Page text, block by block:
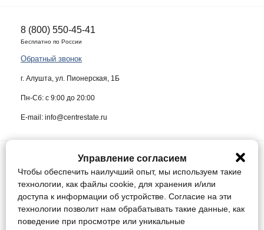
8 (800) 550-45-41
Бесплатно по России
Обратный звонок
г. Алушта, ул. Пионерская, 1Б
Пн-Сб: с 9:00 до 20:00
E-mail: info@centrestate.ru
ИП Жуков Виктор Васильевич ИНН 910218942064
Данный сайт носит информационный характер и ни при каких условиях
не является публичной офертой, определяемой положениями статьи
437 Гражданского кодекса Российской Федерации.
Конфиденциальность
Управление согласием
Чтобы обеспечить наилучший опыт, мы используем такие
технологии, как файлы cookie, для хранения и/или
доступа к информации об устройстве. Согласие на эти
технологии позволит нам обрабатывать такие данные, как
поведение при просмотре или уникальные